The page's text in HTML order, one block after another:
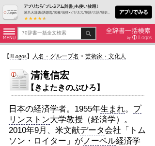
【JLogos】 人名・グループ名 > 芸術家・文化人
清滝信宏
【きよたきのぶひろ】
日本の経済学者。1955年生まれ。 プ
リンストン大学教授（経済学）。
2010年9月、米文献データ会社「トム
ソン・ロイター」がノーベル経済学